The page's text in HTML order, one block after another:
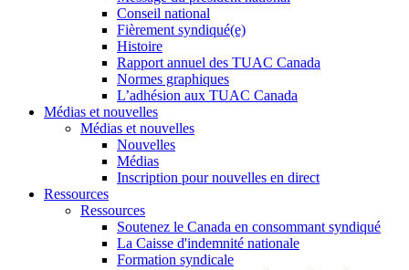
Conseil national
Fièrement syndiqué(e)
Histoire
Rapport annuel des TUAC Canada
Normes graphiques
L’adhésion aux TUAC Canada
Médias et nouvelles
Médias et nouvelles
Nouvelles
Médias
Inscription pour nouvelles en direct
Ressources
Ressources
Soutenez le Canada en consommant syndiqué
La Caisse d'indemnité nationale
Formation syndicale